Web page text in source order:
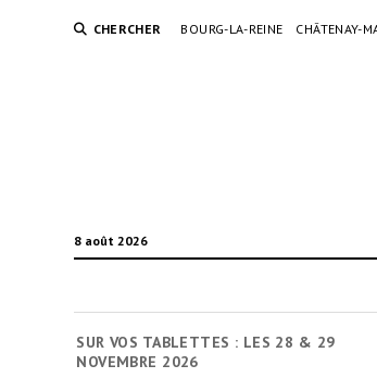
CHERCHER BOURG-LA-REINE CHÂTENAY-
8 août 2026
SUR VOS TABLETTES : LES 28 & 29
NOVEMBRE 2026